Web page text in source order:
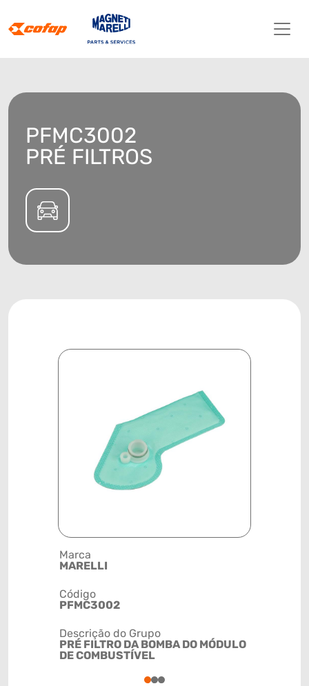
PFMC3002
PRÉ FILTROS
Marca
MARELLI
Código
PFMC3002
Descrição do Grupo
PRÉ FILTRO DA BOMBA DO MÓDULO
DE COMBUSTÍVEL